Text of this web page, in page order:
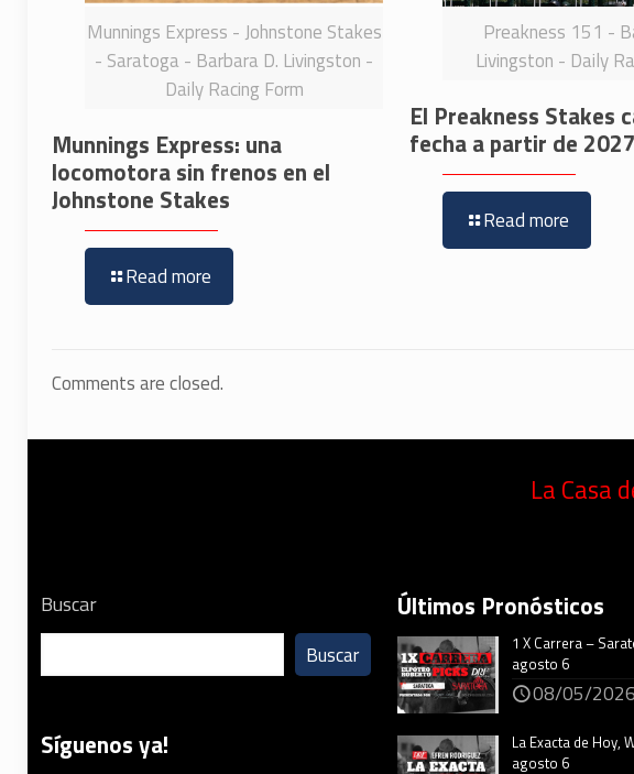
Munnings Express - Johnstone Stakes
- Saratoga - Barbara D. Livingston -
Daily Racing Form
Munnings Express: una
locomotora sin frenos en el
Johnstone Stakes
Read more
Preakness 151 -
Livingston - Daily
El Preakness Stakes
fecha a partir de 2027
Read more
Comments are closed.
La Casa
Buscar
Buscar
Síguenos ya!
Últimos Pronósticos
1 X Carrera –
agosto 6
08/05/2026
La Exacta de Hoy,
agosto 6